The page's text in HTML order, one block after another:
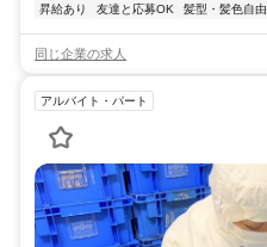
昇給あり
友達と応募OK 髪型・髪色自由
同じ企業の求人
アルバイト・パート